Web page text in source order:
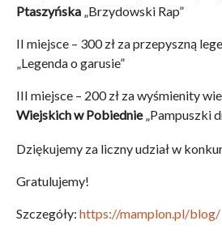
Ptaszyńska „Brzydowski Rap”
II miejsce – 300 zł za przepyszną
„Legenda o garusie”
III miejsce – 200 zł za wyśmienity
Wiejskich w Pobiednie„Pampuszki
Dziękujemy za liczny udział w
Gratulujemy!
Szczegóły: https://mamplon.pl/blog/